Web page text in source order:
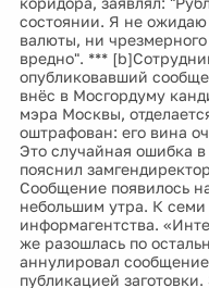
состоянии. Я не
валюты, ни
вредно". ***
опубликовавший
внёс в Мосгордуму
мэра Москвы,
оштрафован: его вина
Это случайная ошибка
пояснил
Сообщение появилось
небольшим утра. К
информагентства.
же разошлась по
аннулировал
публикацией